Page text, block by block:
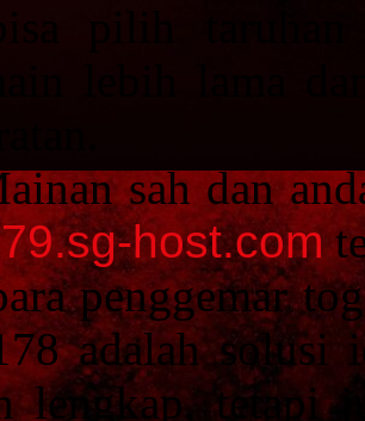
sah dan
host.com
penggemar
adalah solusi
lengkap, tetapi